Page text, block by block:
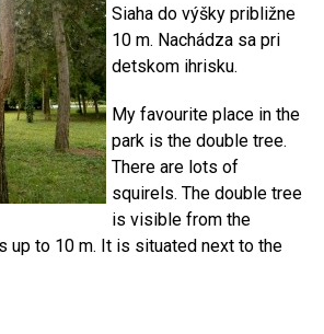
Siaha do výšky približne
10 m. Nachádza sa pri
detskom ihrisku.
My favourite place in the
park is the double tree.
There are lots of
squirels. The double tree
is visible from the
up to 10 m. It is situated next to the